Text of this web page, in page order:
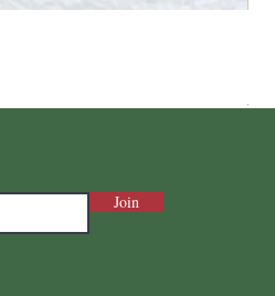
消
Join